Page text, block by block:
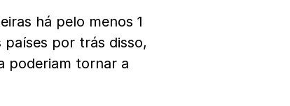
há pelo menos 1
países por trás disso,
poderiam tornar a